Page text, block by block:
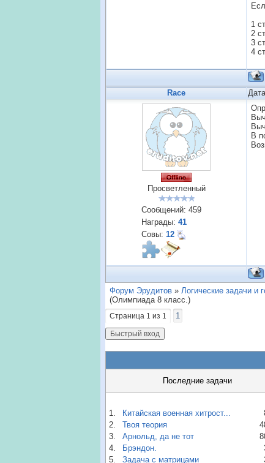
1
2
3
4
Race
Просветленный
Сообщений: 459
Награды: 41
Совы: 12
В
Форум Эрудитов » Логические задачи и
(Олимпиада 8 класс.)
Страница 1 из 1
1
Последние задачи
1. Китайская военная хитрост...
2.
Твоя теория
3.
Арнольд, да не тот
4.
Брэндон.
5.
Задача с матрицами